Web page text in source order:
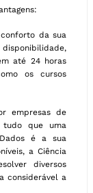
da sua
até 24 horas
os cursos
empresas de
tudo que uma
é a sua
a Ciência
diversos
considerável a